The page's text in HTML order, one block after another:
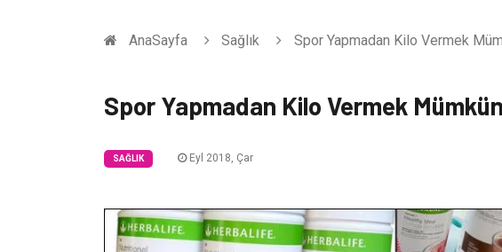
AnaSayfa Sağlık Spor Yapmadan Kilo Vermek
Spor Yapmadan Kilo Vermek
SAĞLIK Eyl 2018, Çar